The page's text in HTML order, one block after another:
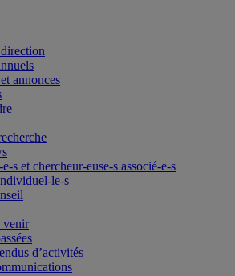
annonces
s et chercheur-euse-s associé-e-s
le-s
venir
d’activités